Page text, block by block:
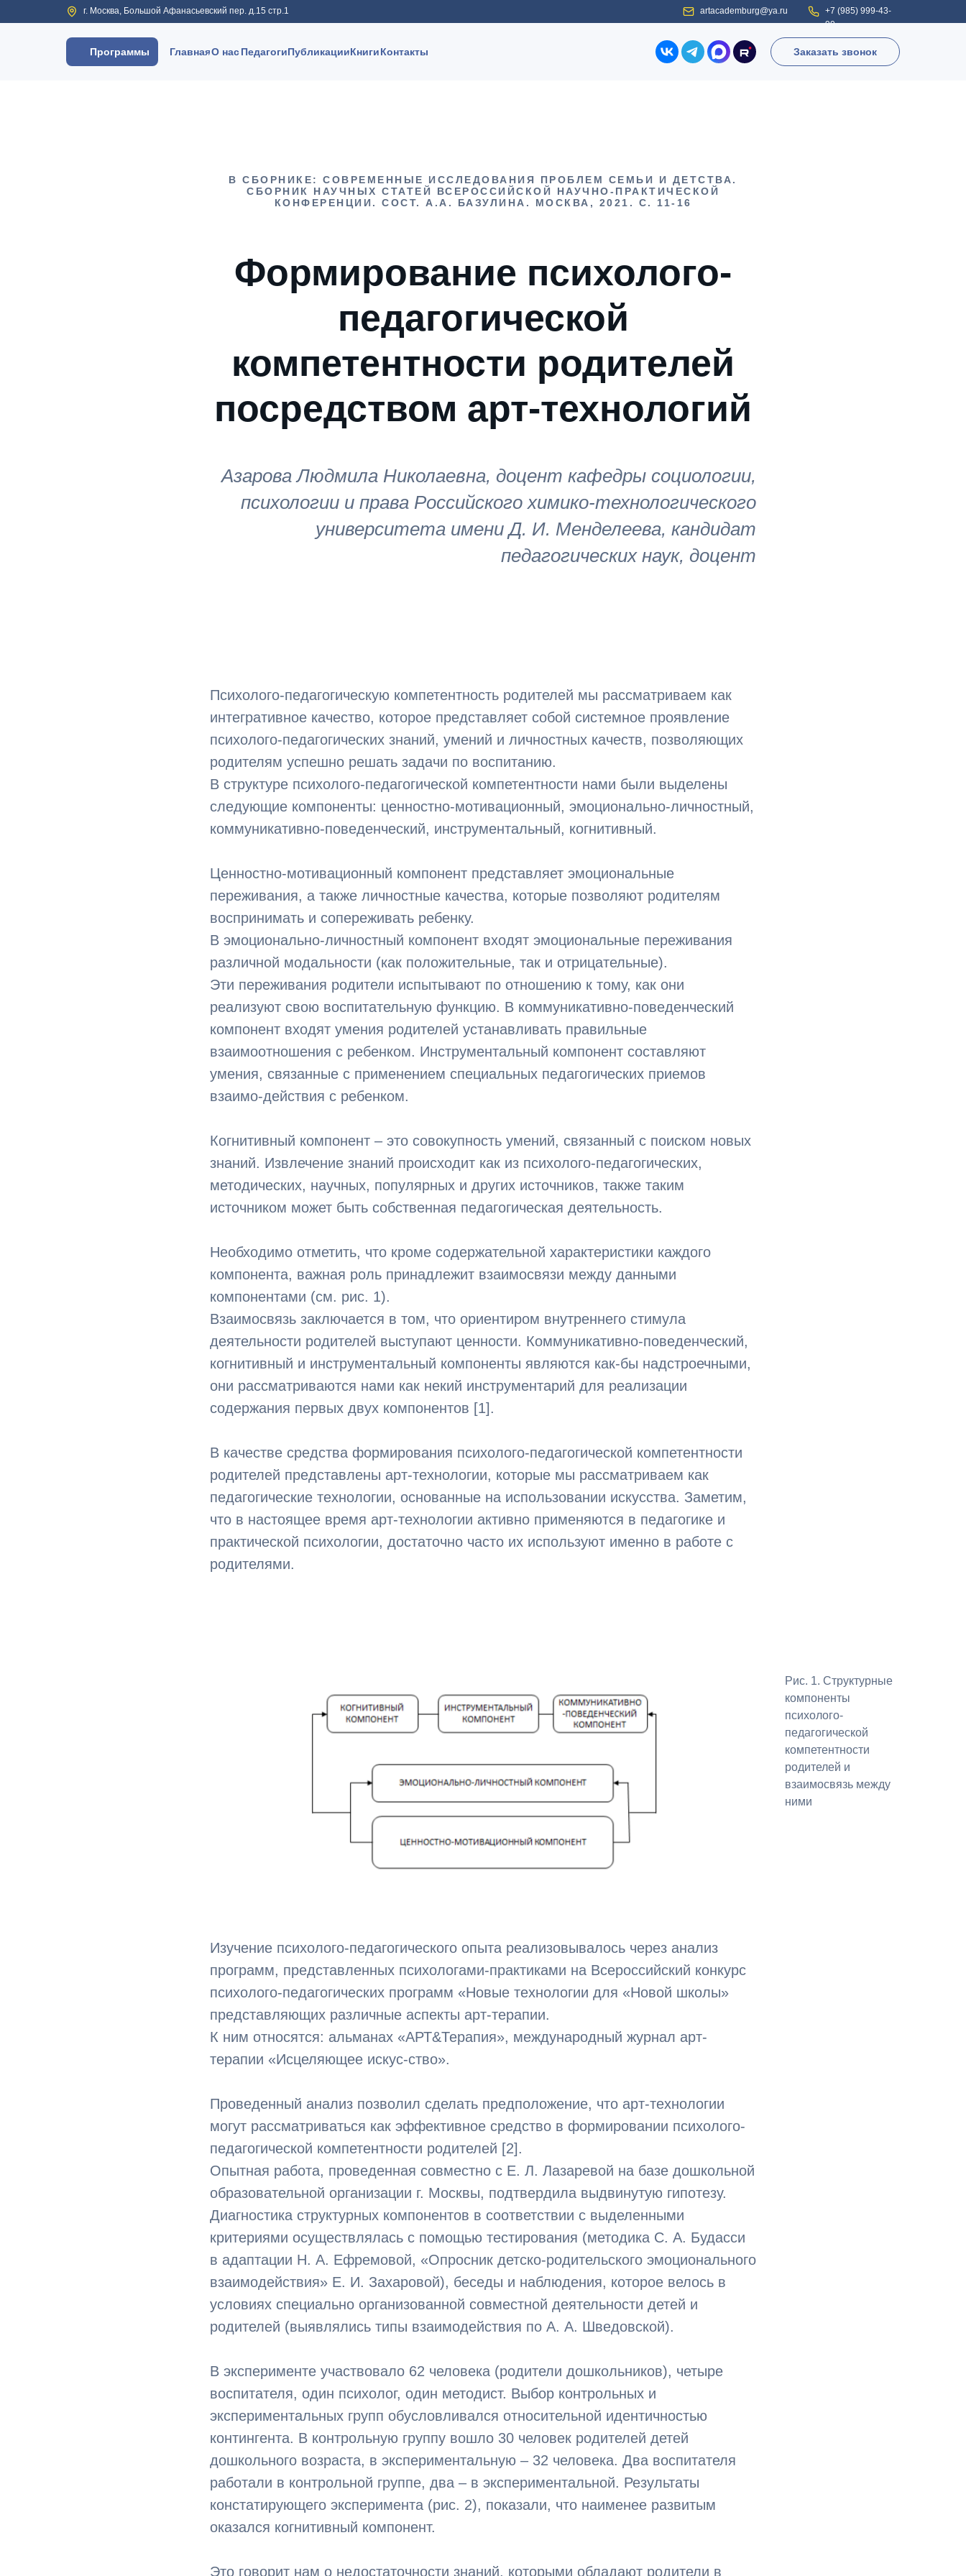
г. Москва, Большой Афанасьевский пер. д.15 стр.1 artacademburg@ya.ru
+7 (985) 999-43-
90
Программы Заказать звонок
ГлавнаяО насПедагогиПубликацииКнигиКонтакты
В СБОРНИКЕ: СОВРЕМЕННЫЕ ИССЛЕДОВАНИЯ ПРОБЛЕМ СЕМЬИ И ДЕТСТВА.
СБОРНИК НАУЧНЫХ СТАТЕЙ ВСЕРОССИЙСКОЙ НАУЧНО-ПРАКТИЧЕСКОЙ
КОНФЕРЕНЦИИ. СОСТ. А.А. БАЗУЛИНА. МОСКВА, 2021. С. 11-16
Формирование психолого-
педагогической
компетентности родителей
посредством арт-технологий
Азарова Людмила Николаевна, доцент кафедры социологии,
психологии и права Российского химико-технологического
университета имени Д. И. Менделеева, кандидат
педагогических наук, доцент
Психолого-педагогическую компетентность родителей мы рассматриваем как
интегративное качество, которое представляет собой системное проявление
психолого-педагогических знаний, умений и личностных качеств, позволяющих
родителям успешно решать задачи по воспитанию.
В структуре психолого-педагогической компетентности нами были выделены
следующие компоненты: ценностно-мотивационный, эмоционально-личностный,
коммуникативно-поведенческий, инструментальный, когнитивный.
Ценностно-мотивационный компонент представляет эмоциональные
переживания, а также личностные качества, которые позволяют родителям
воспринимать и сопереживать ребенку.
В эмоционально-личностный компонент входят эмоциональные переживания
различной модальности (как положительные, так и отрицательные).
Эти переживания родители испытывают по отношению к тому, как они
реализуют свою воспитательную функцию. В коммуникативно-поведенческий
компонент входят умения родителей устанавливать правильные
взаимоотношения с ребенком. Инструментальный компонент составляют
умения, связанные с применением специальных педагогических приемов
взаимо-действия с ребенком.
Когнитивный компонент – это совокупность умений, связанный с поиском новых
знаний. Извлечение знаний происходит как из психолого-педагогических,
методических, научных, популярных и других источников, также таким
источником может быть собственная педагогическая деятельность.
Необходимо отметить, что кроме содержательной характеристики каждого
компонента, важная роль принадлежит взаимосвязи между данными
компонентами (см. рис. 1).
Взаимосвязь заключается в том, что ориентиром внутреннего стимула
деятельности родителей выступают ценности. Коммуникативно-поведенческий,
когнитивный и инструментальный компоненты являются как-бы надстроечными,
они рассматриваются нами как некий инструментарий для реализации
содержания первых двух компонентов [1].
В качестве средства формирования психолого-педагогической компетентности
родителей представлены арт-технологии, которые мы рассматриваем как
педагогические технологии, основанные на использовании искусства. Заметим,
что в настоящее время арт-технологии активно применяются в педагогике и
практической психологии, достаточно часто их используют именно в работе с
родителями.
Рис. 1. Структурные
компоненты
психолого-
педагогической
компетентности
родителей и
взаимосвязь между
ними
Изучение психолого-педагогического опыта реализовывалось через анализ
программ, представленных психологами-практиками на Всероссийский конкурс
психолого-педагогических программ «Новые технологии для «Новой школы»
представляющих различные аспекты арт-терапии.
К ним относятся: альманах «АРТ&Терапия», международный журнал арт-
терапии «Исцеляющее искус-ство».
Проведенный анализ позволил сделать предположение, что арт-технологии
могут рассматриваться как эффективное средство в формировании психолого-
педагогической компетентности родителей [2].
Опытная работа, проведенная совместно с Е. Л. Лазаревой на базе дошкольной
образовательной организации г. Москвы, подтвердила выдвинутую гипотезу.
Диагностика структурных компонентов в соответствии с выделенными
критериями осуществлялась с помощью тестирования (методика С. А. Будасси
в адаптации Н. А. Ефремовой, «Опросник детско-родительского эмоционального
взаимодействия» Е. И. Захаровой), беседы и наблюдения, которое велось в
условиях специально организованной совместной деятельности детей и
родителей (выявлялись типы взаимодействия по А. А. Шведовской).
В эксперименте участвовало 62 человека (родители дошкольников), четыре
воспитателя, один психолог, один методист. Выбор контрольных и
экспериментальных групп обусловливался относительной идентичностью
контингента. В контрольную группу вошло 30 человек родителей детей
дошкольного возраста, в экспериментальную – 32 человека. Два воспитателя
работали в контрольной группе, два – в экспериментальной. Результаты
констатирующего эксперимента (рис. 2), показали, что наименее развитым
оказался когнитивный компонент.
Это говорит нам о недостаточности знаний, которыми обладают родители в